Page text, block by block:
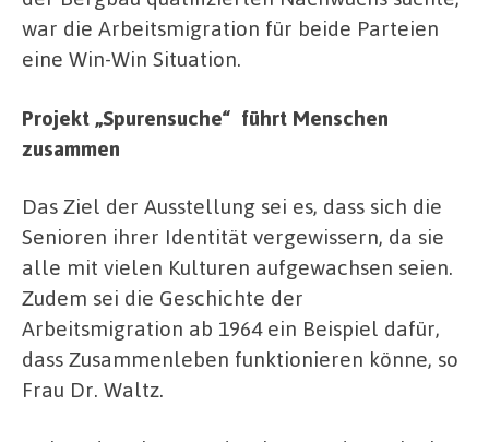
war die Arbeitsmigration für beide Parteien
eine Win-Win Situation.
Projekt „Spurensuche“ führt Menschen
zusammen
Das Ziel der Ausstellung sei es, dass sich die
Senioren ihrer Identität vergewissern, da sie
alle mit vielen Kulturen aufgewachsen seien.
Zudem sei die Geschichte der
Arbeitsmigration ab 1964 ein Beispiel dafür,
dass Zusammenleben funktionieren könne, so
Frau Dr. Waltz.